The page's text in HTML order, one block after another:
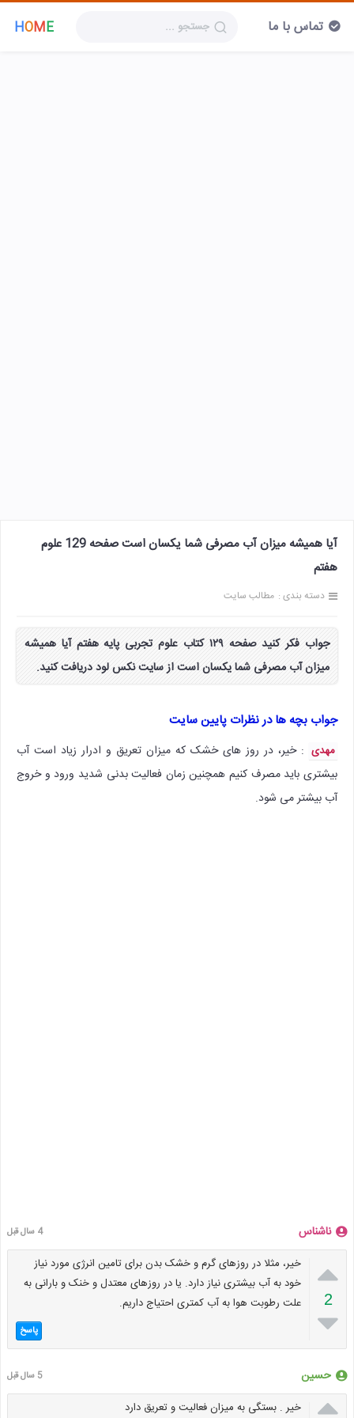
HOME تماس با ما
آیا همیشه میزان آب مصرفی شما یکسان است صفحه 129 علوم
هفتم
دسته بندی : مطالب سایت
جواب فکر کنید صفحه ۱۲۹ کتاب علوم تجربی پایه هفتم آیا همیشه
میزان آب مصرفی شما یکسان است از سایت نکس لود دریافت کنید.
جواب بچه ها در نظرات پایین سایت
مهدی : خیر، در روز های خشک که میزان تعریق و ادرار زیاد است آب
بیشتری باید مصرف کنیم همچنین زمان فعالیت بدنی شدید ورود و خروج
آب بیشتر می شود.
ناشناس 4 سال قبل

2

خیر، مثلا در روزهای گرم و خشک بدن برای تامین انرژی مورد نیاز
خود به آب بیشتری نیاز دارد. یا در روزهای معتدل و خنک و بارانی به
علت رطوبت هوا به آب کمتری احتیاج داریم.
پاسخ
حسین 5 سال قبل
 خیر . بستگی به میزان فعالیت و تعریق دارد